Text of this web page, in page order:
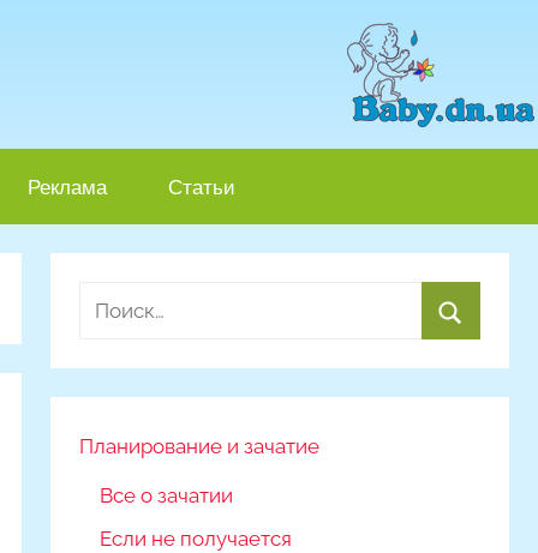
Реклама Статьи
Найти:
Планирование и зачатие
Все о зачатии
Если не получается